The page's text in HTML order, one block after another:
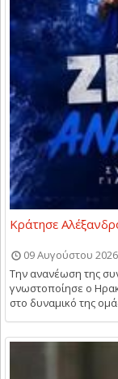
Κράτησε
09 Αυγούστου
Την ανανέωση της
γνωστοποίησε ο
στο δυναμικό της